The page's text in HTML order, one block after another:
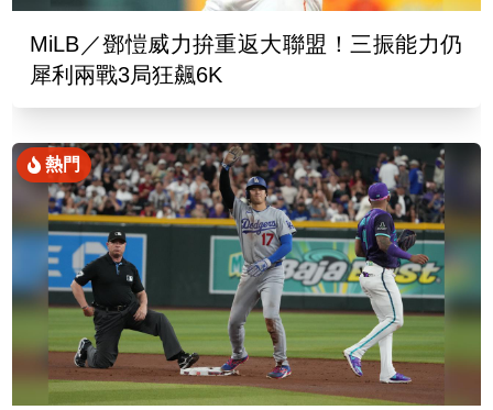
MiLB／鄧愷威力拚重返大聯盟！三振能力仍
犀利兩戰3局狂飆6K
熱門